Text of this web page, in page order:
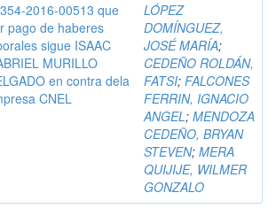
2016-00513 que
pago de haberes
sigue ISAAC
MURILLO
en contra dela
CNEL
LÓPEZ
DOMÍNGUEZ,
JOSÉ MARÍA;
CEDEÑO ROLDÁN,
FATSI; FALCONES
FERRIN, IGNACIO
ANGEL; MENDOZA
CEDEÑO, BRYAN
STEVEN; MERA
QUIJIJE, WILMER
GONZALO